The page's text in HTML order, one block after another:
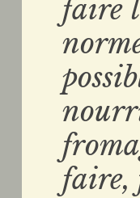
faire
faire,